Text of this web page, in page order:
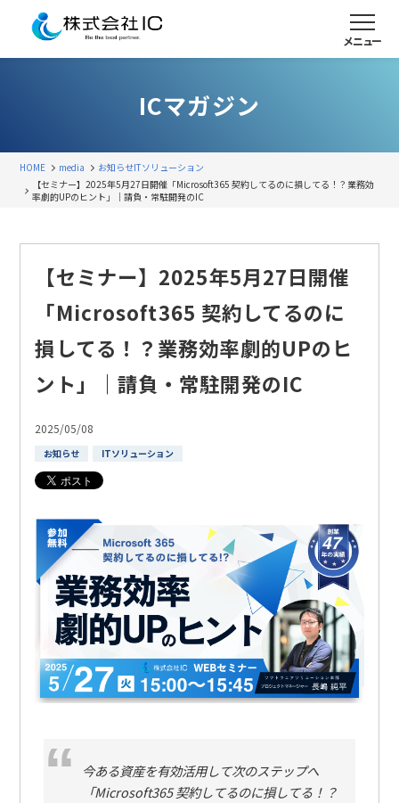
メニュー
ICマガジン
HOME media お知らせITソリューション
【セミナー】2025年5月27日開催「Microsoft365 契約してるのに損してる！？業務効
率劇的UPのヒント」｜請負・常駐開発のIC
【セミナー】2025年5月27日開催
「Microsoft365 契約してるのに
損してる！？業務効率劇的UPのヒ
ント」｜請負・常駐開発のIC
2025/05/08
お知らせ ITソリューション
今ある資産を有効活用して次のステップへ
「Microsoft365 契約してるのに損してる！？